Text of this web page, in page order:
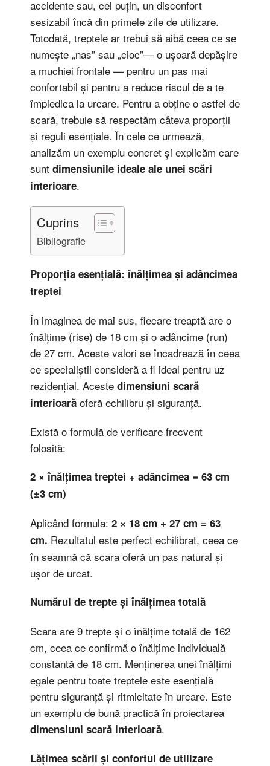
accidente sau, cel puțin, un disconfort
sesizabil încă din primele zile de utilizare.
Totodată, treptele ar trebui să aibă ceea ce se
numește „nas” sau „cioc”— o ușoară depășire
a muchiei frontale — pentru un pas mai
confortabil și pentru a reduce riscul de a te
împiedica la urcare. Pentru a obține o astfel de
scară, trebuie să respectăm câteva proporții
și reguli esențiale. În cele ce urmează,
analizăm un exemplu concret și explicăm care
sunt dimensiunile ideale ale unei scări
interioare.
Cuprins
Bibliografie
Proporția esențială: înălțimea și adâncimea
treptei
În imaginea de mai sus, fiecare treaptă are o
înălțime (rise) de 18 cm și o adâncime (run)
de 27 cm. Aceste valori se încadrează în ceea
ce specialiștii consideră a fi ideal pentru uz
rezidențial. Aceste dimensiuni scară
interioară oferă echilibru și siguranță.
Există o formulă de verificare frecvent
folosită:
2 × înălțimea treptei + adâncimea = 63 cm
(±3 cm)
Aplicând formula: 2 × 18 cm + 27 cm = 63
cm. Rezultatul este perfect echilibrat, ceea ce
în seamnă că scara oferă un pas natural și
ușor de urcat.
Numărul de trepte și înălțimea totală
Scara are 9 trepte și o înălțime totală de 162
cm, ceea ce confirmă o înălțime individuală
constantă de 18 cm. Menținerea unei înălțimi
egale pentru toate treptele este esențială
pentru siguranță și ritmicitate în urcare. Este
un exemplu de bună practică în proiectarea
dimensiuni scară interioară.
Lățimea scării și confortul de utilizare